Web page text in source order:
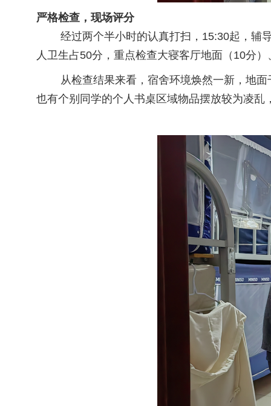
严格检查，现场评分
经过两个半小时的认真打扫，15:30起，辅导
人卫生占50分，重点检查大寝客厅地面（10分
从检查结果来看，宿舍环境焕然一新，地面
也有个别同学的个人书桌区域物品摆放较为凌